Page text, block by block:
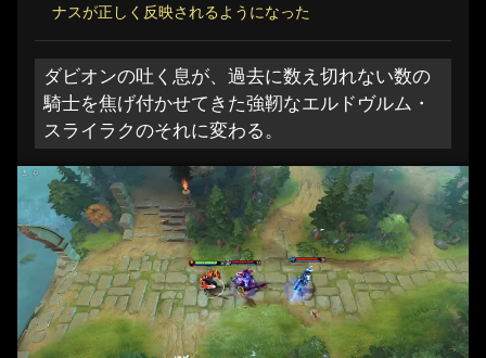
ナスが正しく反映されるようになった
ダビオンの吐く息が、過去に数え切れない数の
騎士を焦げ付かせてきた強靭なエルドヴルム・
スライラクのそれに変わる。